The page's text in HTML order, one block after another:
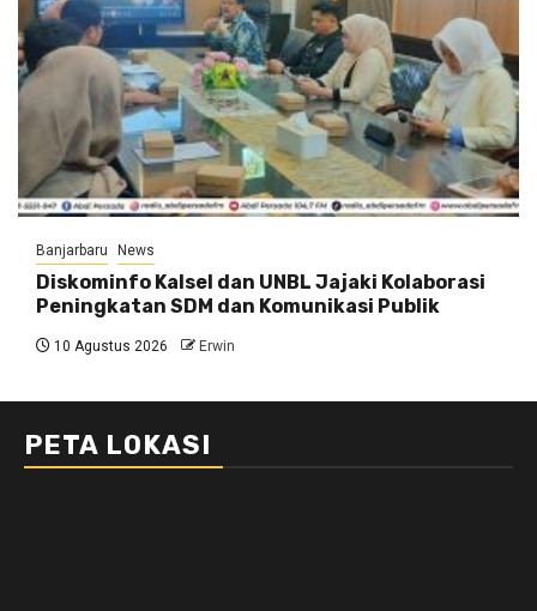
Banjarbaru News
Diskominfo Kalsel dan UNBL Jajaki Kolaborasi
Peningkatan SDM dan Komunikasi Publik
10 Agustus 2026 Erwin
PETA LOKASI